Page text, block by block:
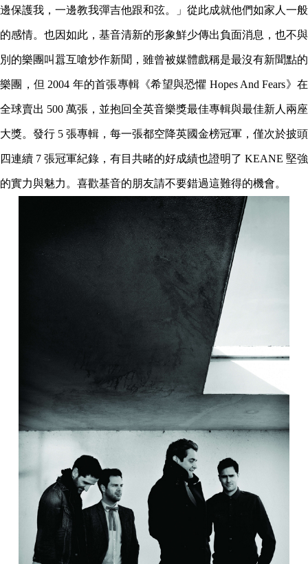
邊保護我，一邊教我彈吉他跟和弦。」從此成就他們如家人一般
的感情。也因如此，基音清新的形象鮮少傳出負面消息，也不與
別的樂團叫囂互嗆炒作新聞，雖曾被媒體戲稱是最沒有新聞點的
樂團，但 2004 年的首張專輯《希望與恐懼 Hopes And Fears》在
全球賣出 500 萬張，並抱回全英音樂獎最佳專輯與最佳新人兩座
大獎。發行 5 張專輯，每一張都空降英國金榜冠軍，僅次於披頭
四連續 7 張冠軍紀錄，有目共睹的好成績也證明了 KEANE 堅強
的實力與魅力。喜歡基音的朋友請不要錯過這難得的機會。